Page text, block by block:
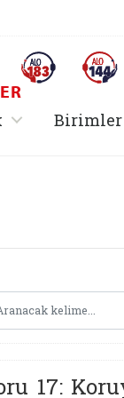
Sorulan Sorular
Alo 183 (yeni
, alt menü içerir
Birimler
17: